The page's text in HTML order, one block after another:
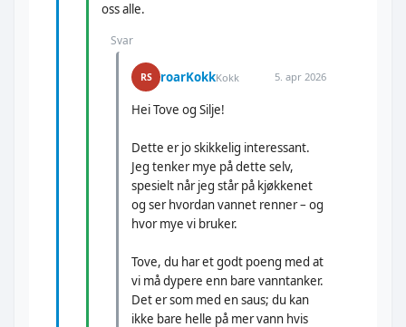
oss alle.
Svar
RS roarKokkKokk 5. apr 2026
Hei Tove og Silje!
Dette er jo skikkelig interessant.
Jeg tenker mye på dette selv,
spesielt når jeg står på kjøkkenet
og ser hvordan vannet renner – og
hvor mye vi bruker.
Tove, du har et godt poeng med at
vi må dypere enn bare vanntanker.
Det er som med en saus; du kan
ikke bare helle på mer vann hvis